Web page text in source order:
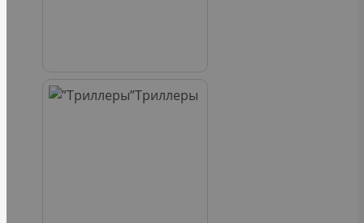
Триллеры